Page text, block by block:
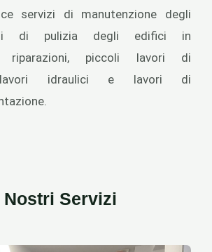
servizi di manutenzione degli
di pulizia degli edifici in
riparazioni, piccoli lavori di
lavori idraulici e lavori di
Nostri Servizi